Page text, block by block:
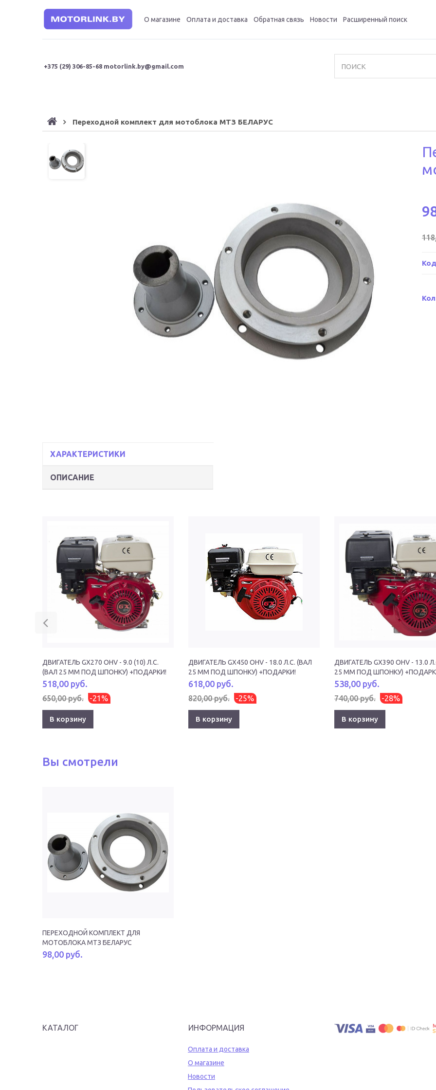
О магазине Оплата и доставка Обратная связь Новости Расширенный поиск
+375 (29) 306-85-68 motorlink.by@gmail.com
Переходной комплект для мотоблока МТЗ БЕЛАРУС
ХАРАКТЕРИСТИКИ
ОПИСАНИЕ
ДВИГАТЕЛЬ GX270 OHV - 9.0 (10) Л.С.
(ВАЛ 25 ММ ПОД ШПОНКУ) +ПОДАРКИ!
518,00 руб.
650,00 руб. -21%
В корзину
ДВИГАТЕЛЬ GX450 OHV - 18.0 Л.С. (ВАЛ
25 ММ ПОД ШПОНКУ) +ПОДАРКИ!
618,00 руб.
820,00 руб. -25%
В корзину
ДВИГАТЕЛЬ GX390 OHV - 13.0
25 ММ ПОД ШПОНКУ)
538,00 руб.
740,00 руб. -28%
В корзину
Previous
Вы смотрели
ПЕРЕХОДНОЙ КОМПЛЕКТ ДЛЯ
МОТОБЛОКА МТЗ БЕЛАРУС
98,00 руб.
КАТАЛОГ ИНФОРМАЦИЯ
Оплата и доставка
О магазине
Новости